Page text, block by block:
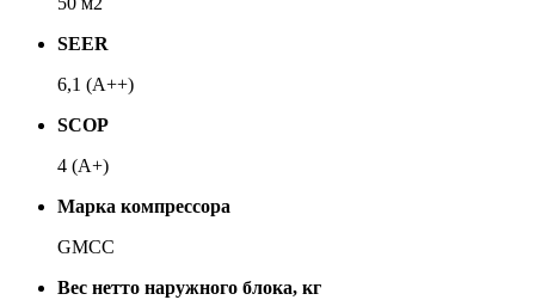
SEER
6,1 (A++)
SCOP
4 (A+)
Марка компрессора
GMCC
Вес нетто наружного блока, кг